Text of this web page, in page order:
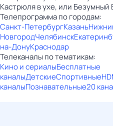
Кастрюля в ухе, или Безумный
Телепрограмма по городам:
Санкт-ПетербургКазань
НовгородЧелябинск
на-ДонуКраснодар
Телеканалы по тематикам:
Кино и сериалыБесплатные
каналыДетскиеСпортивныеHD
каналыПознавательные20